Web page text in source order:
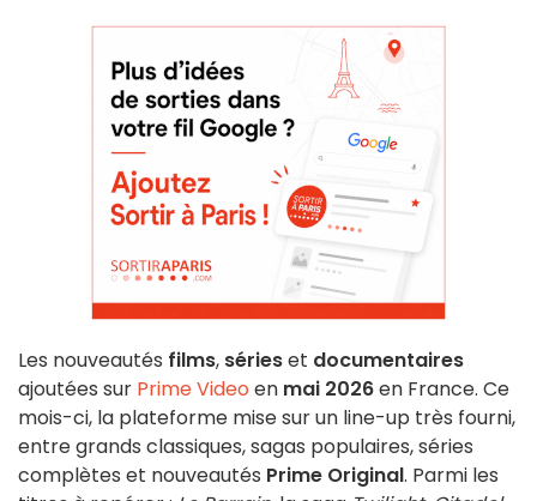
Les nouveautés films, sérieset documentaires
ajoutées sur Prime Video en mai 2026en France. Ce
mois-ci, la plateforme mise sur un line-up très fourni,
entre grands classiques, sagas populaires, séries
complètes et nouveautés Prime Original. Parmi les